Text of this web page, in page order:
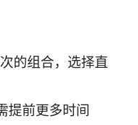
的组合，选择直
提前更多时间